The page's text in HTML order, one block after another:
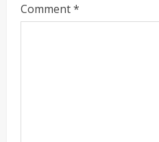
Comment*